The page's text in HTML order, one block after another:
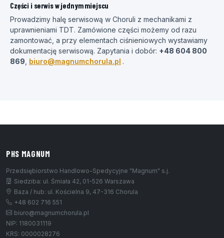
Części i serwis w jednym miejscu
Prowadzimy halę serwisową w Choruli z mechanikami z
uprawnieniami TDT. Zamówione części możemy od razu
zamontować, a przy elementach ciśnieniowych wystawiamy
dokumentację serwisową. Zapytania i dobór: +48 604 800
869 biuro@magnumchorula.pl .
PHS MAGNUM
Przedsiębiorstwo Handlowo-Spedycyjne "Magnum" s.j.
Siedziba: ul. Śmiała 42, 01-526 Warszawa
Baza / hub: ul. Kościelna 9, 47-316 Chorula
+48 602 716 551
biuro@magnumchorula.pl
NIP: 1180031119
KRS: 0000028276